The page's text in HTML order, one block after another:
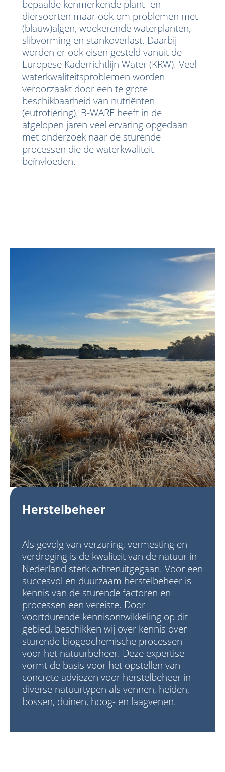
bepaalde kenmerkende plant- en
diersoorten maar ook om problemen met
(blauw)algen, woekerende waterplanten,
slibvorming en stankoverlast. Daarbij
worden er ook eisen gesteld vanuit de
Europese Kaderrichtlijn Water (KRW). Veel
waterkwaliteitsproblemen worden
veroorzaakt door een te grote
beschikbaarheid van nutriënten
(eutrofiëring). B-WARE heeft in de
afgelopen jaren veel ervaring opgedaan
met onderzoek naar de sturende
processen die de waterkwaliteit
beïnvloeden.
Herstelbeheer
Als gevolg van verzuring, vermesting en
verdroging is de kwaliteit van de natuur in
Nederland sterk achteruitgegaan. Voor een
succesvol en duurzaam herstelbeheer is
kennis van de sturende factoren en
processen een vereiste. Door
voortdurende kennisontwikkeling op dit
gebied, beschikken wij over kennis over
sturende biogeochemische processen
voor het natuurbeheer. Deze expertise
vormt de basis voor het opstellen van
concrete adviezen voor herstelbeheer in
diverse natuurtypen als vennen, heiden,
bossen, duinen, hoog- en laagvenen.